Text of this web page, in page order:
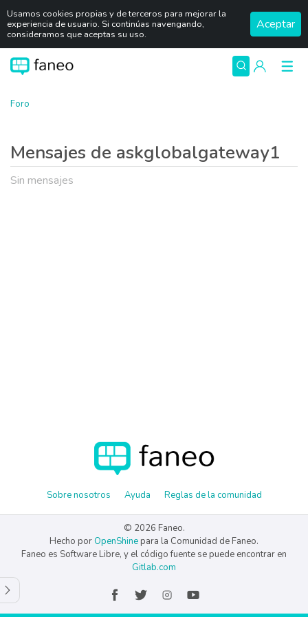
Usamos cookies propias y de terceros para mejorar la
experiencia de usuario. Si continúas navengando,
consideramos que aceptas su uso.
Aceptar
Foro
Mensajes de askglobalgateway1
Sin mensajes
Sobre nosotros Ayuda Reglas de la comunidad
© 2026 Faneo.
Hecho por OpenShine para la Comunidad de Faneo.
Faneo es Software Libre, y el código fuente se puede encontrar en
Gitlab.com